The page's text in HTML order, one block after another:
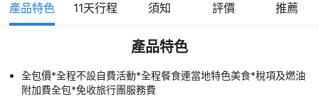
產品特色 11天行程 須知 評價 推薦
產品特色
全包價*全程不設自費活動*全程餐食連當地特色美食*稅項及燃油
附加費全包*免收旅行團服務費